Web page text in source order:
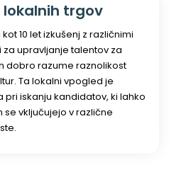
lokalnih trgov
10 let izkušenj z različnimi
upravljanje talentov za
dobro razume raznolikost
Ta lokalni vpogled je
iskanju kandidatov, ki lahko
se vključujejo v različne